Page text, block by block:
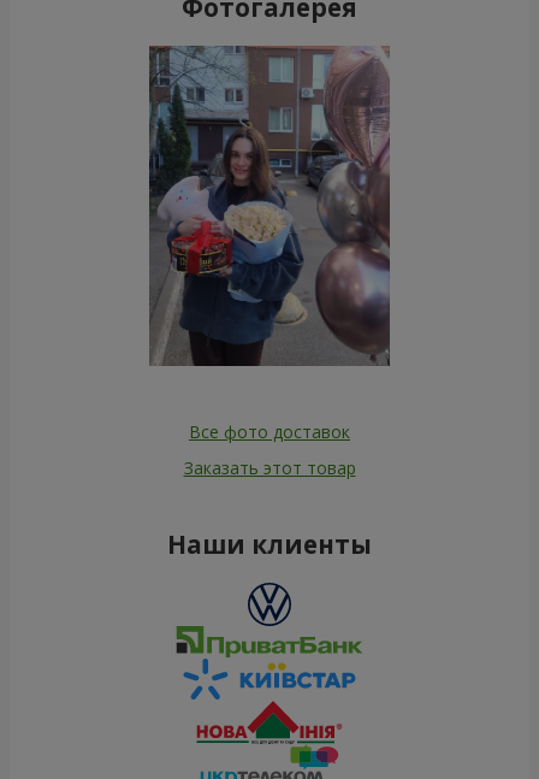
Все фото доставок
Заказать этот товар
Наши клиенты